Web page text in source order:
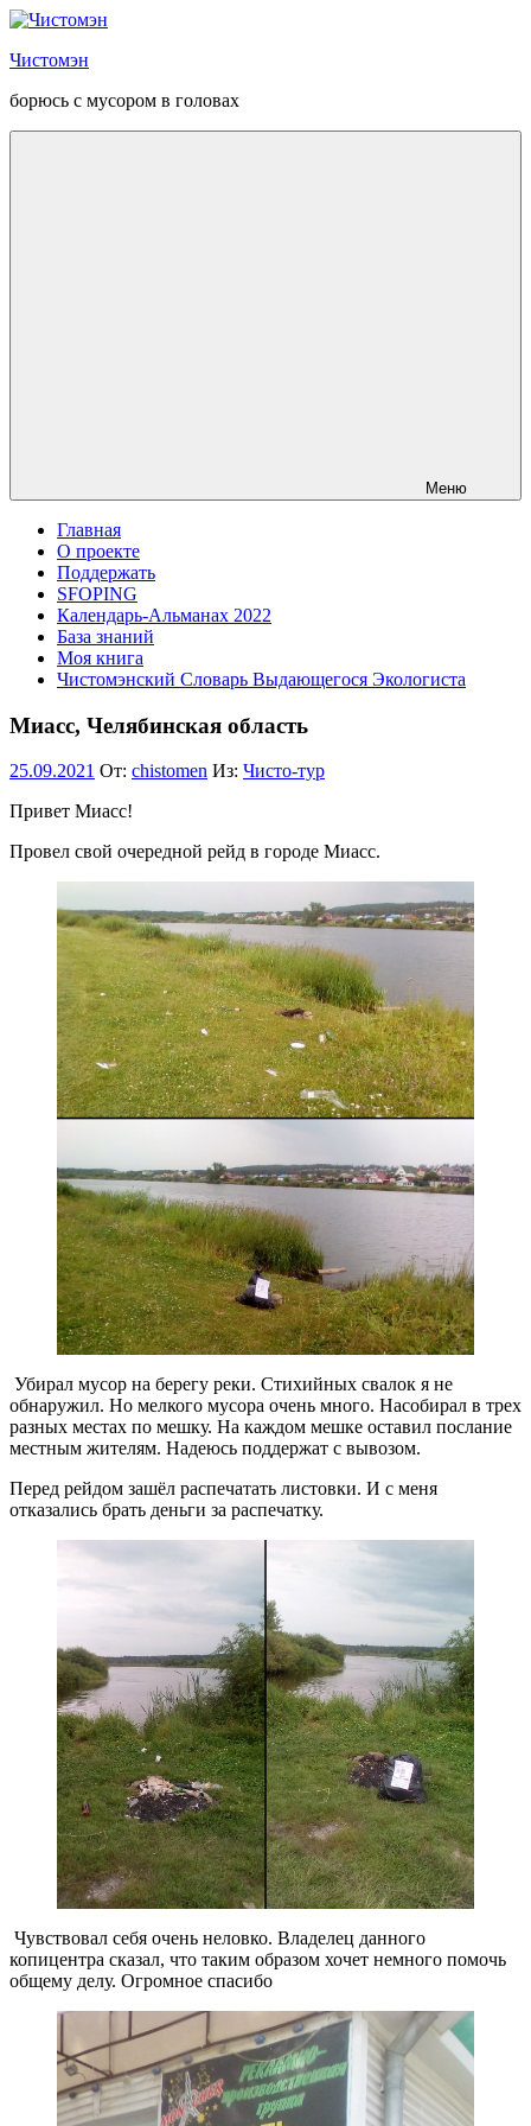
Перейти
содержанию
Чистомэн
борюсь с мусором в головах
Меню
Главная
О проекте
Поддержать
SFOPING
Календарь-Альманах 2022
База знаний
Моя книга
Чистомэнский Словарь Выдающегося Экологиста
Миасс, Челябинская область
25.09.2021 От: chistomen Из: Чисто-тур
Привет Миасс!
Провел свой очередной рейд в городе Миасс.
Убирал мусор на берегу реки. Стихийных свалок я не
обнаружил. Но мелкого мусора очень много. Насобирал в трех
разных местах по мешку. На каждом мешке оставил послание
местным жителям. Надеюсь поддержат с вывозом.
Перед рейдом зашёл распечатать листовки. И с меня
отказались брать деньги за распечатку.
Чувствовал себя очень неловко. Владелец данного
копицентра сказал, что таким образом хочет немного помочь
общему делу. Огромное спасибо